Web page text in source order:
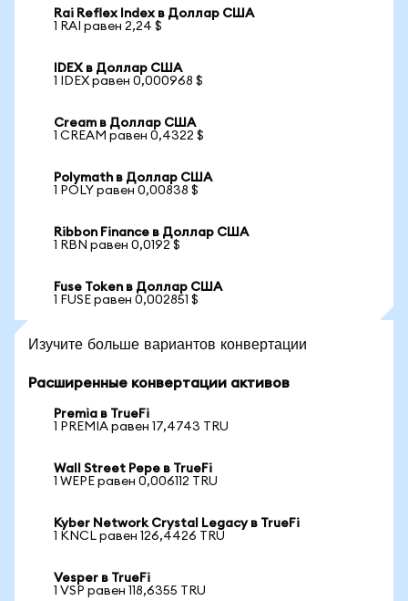
Rai Reflex Index в Доллар США
1 RAI равен 2,24 $
IDEX в Доллар США
1 IDEX равен 0,000968 $
Cream в Доллар США
1 CREAM равен 0,4322 $
Polymath в Доллар США
1 POLY равен 0,00838 $
Ribbon Finance в Доллар США
1 RBN равен 0,0192 $
Fuse Token в Доллар США
1 FUSE равен 0,002851 $
Изучите больше вариантов конвертации
Расширенные конвертации активов
Premia в TrueFi
1 PREMIA равен 17,4743 TRU
Wall Street Pepe в TrueFi
1 WEPE равен 0,006112 TRU
Kyber Network Crystal Legacy в TrueFi
1 KNCL равен 126,4426 TRU
Vesper в TrueFi
1 VSP равен 118,6355 TRU